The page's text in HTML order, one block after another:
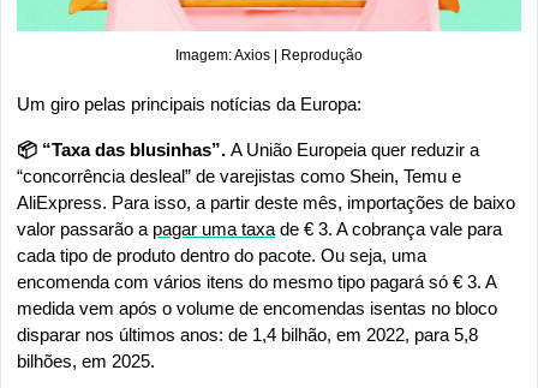
Imagem: Axios | Reprodução
Um giro pelas principais notícias da Europa:
📦 “Taxa das blusinhas”. A União Europeia quer reduzir a
“concorrência desleal” de varejistas como Shein, Temu e
AliExpress. Para isso, a partir deste mês, importações de baixo
valor passarão a pagar uma taxa de € 3. A cobrança vale para
cada tipo de produto dentro do pacote. Ou seja, uma
encomenda com vários itens do mesmo tipo pagará só € 3. A
medida vem após o volume de encomendas isentas no bloco
disparar nos últimos anos: de 1,4 bilhão, em 2022, para 5,8
bilhões, em 2025.